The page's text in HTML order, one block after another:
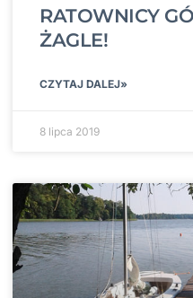
RATOWNICY
ŻAGLE!
CZYTAJ DALEJ»
8 lipca 2019